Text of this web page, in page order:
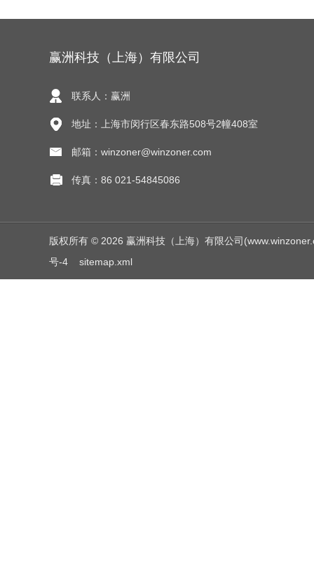
赢洲科技（上海）有限公司
联系人：赢洲
地址：上海市闵行区春东路508号2幢408室
邮箱：winzoner@winzoner.com
传真：86 021-54845086
版权所有 © 2026 赢洲科技（上海）有限公司
号-4
sitemap.xml